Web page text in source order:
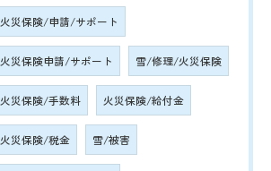
火災保険/申請/サポート
火災保険申請/サポート 雪/修理/火災保険
火災保険/手数料 火災保険/給付金
火災保険/税金 雪/被害